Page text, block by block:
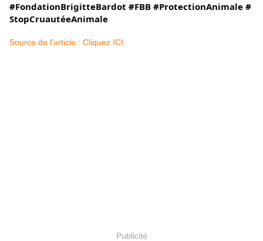
#FondationBrigitteBardot #FBB #ProtectionAnimale #
StopCruautéeAnimale
Source de l'article : Cliquez ICI
Publicité